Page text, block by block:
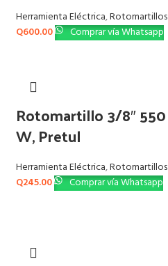
Herramienta Eléctrica,Rotomartillos
Q600.00 Comprar vía Whatsapp
Rotomartillo 3/8″ 550
W, Pretul
Herramienta Eléctrica,Rotomartillos
Q245.00 Comprar vía Whatsapp